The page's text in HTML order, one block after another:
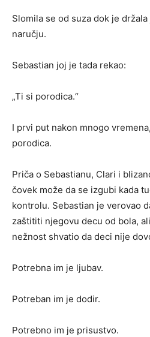
Slomila se od suza dok je
naručju.
Sebastian joj je tada rekao:
„Ti si porodica.“
I prvi put nakon mnogo
porodica.
Priča o Sebastianu, Clari i
čovek može da se izgubi kada
kontrolu. Sebastian je verovao
zaštititi njegovu decu od bola,
nežnost shvatio da deci nije
Potrebna im je ljubav.
Potreban im je dodir.
Potrebno im je prisustvo.